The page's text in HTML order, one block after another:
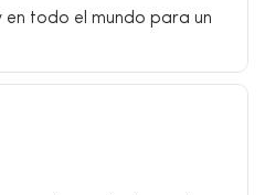
en todo el mundo para un